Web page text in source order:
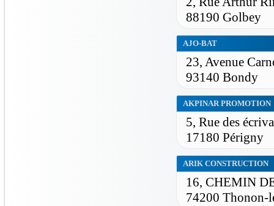
88190 Golbey
AJO-BAT
23, Avenue
93140 Bondy
AKPINAR PROMOTION
5, Rue des
17180 Périgny
ARIK CONSTRUCTION
16, CHEMIN
74200 Thonon-